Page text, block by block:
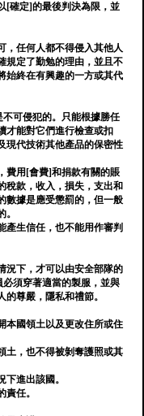
[確定]的最後判決為限，並
，任何人都不得侵入其他人
規定了勤勉的理由，並且不
始終在有興趣的一方或其代
可侵犯的。只能根據勝任
才能對它們進行檢查或扣
現代技術其他產品的保密性
費用[會費]和捐款有關的賬
稅款，收入，損失，支出和
數據是應受懲罰的，但一般
產生信任，也不能用作審判
況下，才可以由安全部隊的
須穿著適當的製服，並與
尊嚴，隱私和禮節。
本國領土以及更改住所或住
土，也不得被剝奪護照或其
進出該國。
任。